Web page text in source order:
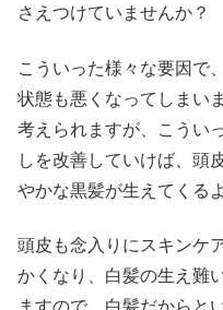
さえつけていませんか？
こういった様々な要因で
状態も悪くなってしまい
考えられますが、こうい
しを改善していけば、頭
やかな黒髪が生えてくる
頭皮も念入りにスキンケ
かくなり、白髪の生え難